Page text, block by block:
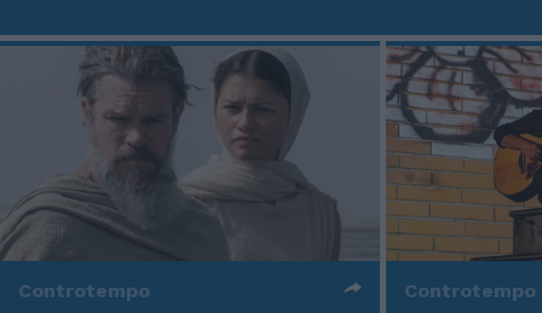
Controtempo Controtempo